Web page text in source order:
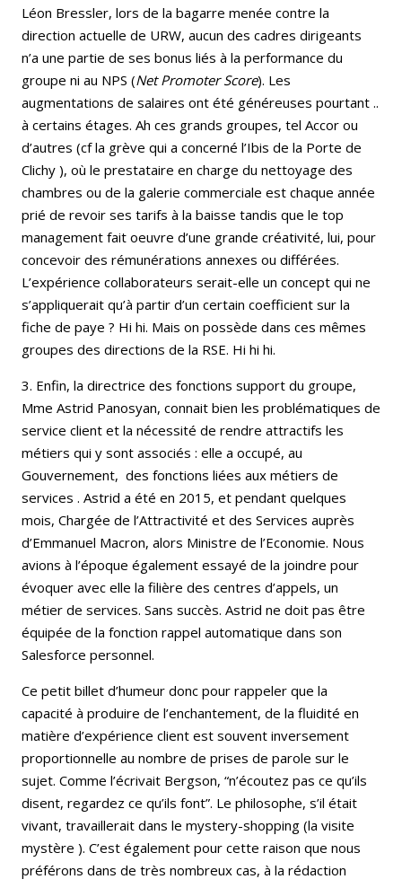
Léon Bressler, lors de la bagarre menée contre la
direction actuelle de URW, aucun des cadres dirigeants
n’a une partie de ses bonus liés à la performance du
groupe ni au NPS (Net Promoter Score). Les
augmentations de salaires ont été généreuses pourtant ..
à certains étages. Ah ces grands groupes, tel Accor ou
d’autres (cf la grève qui a concerné l’Ibis de la Porte de
Clichy ), où le prestataire en charge du nettoyage des
chambres ou de la galerie commerciale est chaque année
prié de revoir ses tarifs à la baisse tandis que le top
management fait oeuvre d’une grande créativité, lui, pour
concevoir des rémunérations annexes ou différées.
L’expérience collaborateurs serait-elle un concept qui ne
s’appliquerait qu’à partir d’un certain coefficient sur la
fiche de paye ? Hi hi. Mais on possède dans ces mêmes
groupes des directions de la RSE. Hi hi hi.
3. Enfin, la directrice des fonctions support du groupe,
Mme Astrid Panosyan, connait bien les problématiques de
service client et la nécessité de rendre attractifs les
métiers qui y sont associés : elle a occupé, au
Gouvernement, des fonctions liées aux métiers de
services . Astrid a été en 2015, et pendant quelques
mois, Chargée de l’Attractivité et des Services auprès
d’Emmanuel Macron, alors Ministre de l’Economie. Nous
avions à l’époque également essayé de la joindre pour
évoquer avec elle la filière des centres d’appels, un
métier de services. Sans succès. Astrid ne doit pas être
équipée de la fonction rappel automatique dans son
Salesforce personnel.
Ce petit billet d’humeur donc pour rappeler que la
capacité à produire de l’enchantement, de la fluidité en
matière d’expérience client est souvent inversement
proportionnelle au nombre de prises de parole sur le
sujet. Comme l’écrivait Bergson, “n’écoutez pas ce qu’ils
disent, regardez ce qu’ils font”. Le philosophe, s’il était
vivant, travaillerait dans le mystery-shopping (la visite
mystère ). C’est également pour cette raison que nous
préférons dans de très nombreux cas, à la rédaction